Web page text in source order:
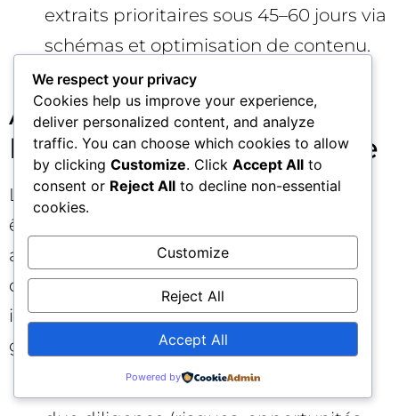
extraits prioritaires sous 45–60 jours via
schémas et optimisation de contenu.
📊
Aligner la gouvernance
M&A sur la réalité digitale
Le “SEO fusion-acquisition” ne peut pas
être un sous‑projet marketing. Il doit
apparaître dans la data room et le plan
d’intégration, avec ressources, jalons et
indicateurs. Quelques principes de
gouvernance efficaces :
Inclure un volet d’audit SEO dans la
We respect your privacy
Cookies help us improve your experience,
deliver personalized content, and analyze
traffic. You can choose which cookies to allow
by clicking Customize. Click Accept All to
consent or Reject All to decline non-essential
cookies.
Customize
Reject All
Accept All
Powered by